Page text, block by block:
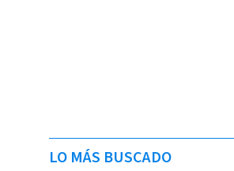
LO MÁS BUSCADO